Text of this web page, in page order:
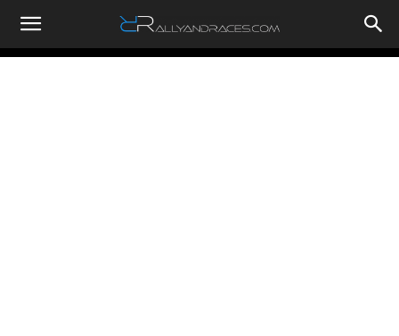
RallyandRaces.com